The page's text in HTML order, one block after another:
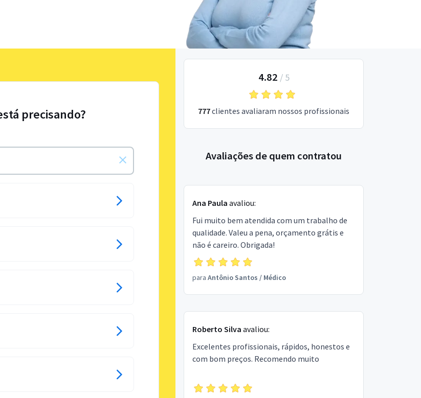
precisando?
4.82 / 5
777clientes avaliaram nossos profissionais
Avaliações de quem contratou
Ana Paula avaliou:
Fui muito bem atendida com um trabalho de
qualidade. Valeu a pena, orçamento grátis e
não é careiro. Obrigada!
para Antônio Santos / Médico
Roberto Silva avaliou:
Excelentes profissionais, rápidos, honestos e
com bom preços. Recomendo muito